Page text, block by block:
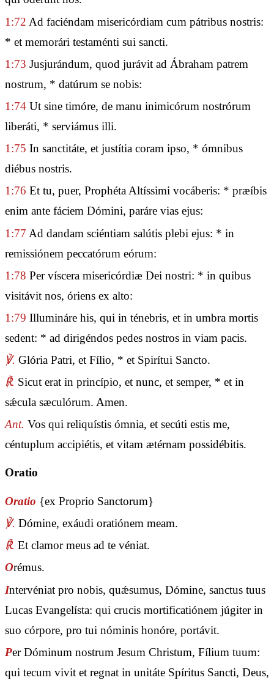
1:72 Ad faciéndam misericórdiam cum pátribus nostris:
* et memorári testaménti sui sancti.
1:73 Jusjurándum, quod jurávit ad Ábraham patrem
nostrum, * datúrum se nobis:
1:74 Ut sine timóre, de manu inimicórum nostrórum
liberáti, * serviámus illi.
1:75 In sanctitáte, et justítia coram ipso, * ómnibus
diébus nostris.
1:76 Et tu, puer, Prophéta Altíssimi vocáberis: * præíbis
enim ante fáciem Dómini, paráre vias ejus:
1:77 Ad dandam sciéntiam salútis plebi ejus: * in
remissiónem peccatórum eórum:
1:78 Per víscera misericórdiæ Dei nostri: * in quibus
visitávit nos, óriens ex alto:
1:79 Illumináre his, qui in ténebris, et in umbra mortis
sedent: * ad dirigéndos pedes nostros in viam pacis.
℣. Glória Patri, et Fílio, * et Spirítui Sancto.
℟. Sicut erat in princípio, et nunc, et semper, * et in
sǽcula sæculórum. Amen.
Ant. Vos qui reliquístis ómnia, et secúti estis me,
céntuplum accipiétis, et vitam ætérnam possidébitis.
Oratio
Oratio {ex Proprio Sanctorum}
℣. Dómine, exáudi oratiónem meam.
℟. Et clamor meus ad te véniat.
Orémus.
Intervéniat pro nobis, quǽsumus, Dómine, sanctus tuus
Lucas Evangelísta: qui crucis mortificatiónem júgiter in
suo córpore, pro tui nóminis honóre, portávit.
Per Dóminum nostrum Jesum Christum, Fílium tuum:
qui tecum vivit et regnat in unitáte Spíritus Sancti, Deus,